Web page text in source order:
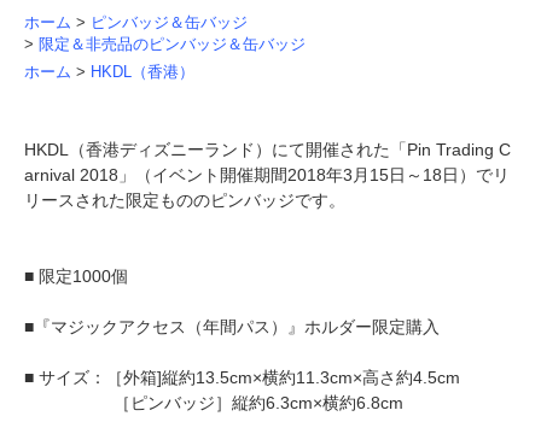
ホーム > ピンバッジ＆缶バッジ
> 限定＆非売品のピンバッジ＆缶バッジ
ホーム > HKDL（香港）
HKDL（香港ディズニーランド）にて開催された「Pin Trading C
arnival 2018」（イベント開催期間2018年3月15日～18日）でリ
リースされた限定もののピンバッジです。
■ 限定1000個
■『マジックアクセス（年間パス）』ホルダー限定購入
■ サイズ：［外箱]縦約13.5cm×横約11.3cm×高さ約4.5cm
［ピンバッジ］縦約6.3cm×横約6.8cm